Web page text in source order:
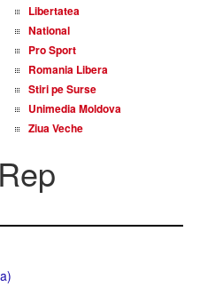
Libertatea
National
Pro Sport
Romania Libera
Stiri pe Surse
Unimedia Moldova
Ziua Veche